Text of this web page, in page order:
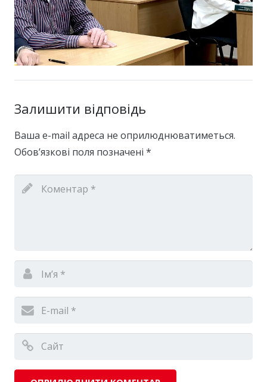
Залишити відповідь
Ваша e-mail адреса не оприлюднюватиметься.
Обов’язкові поля позначені *